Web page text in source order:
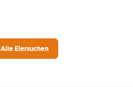
Alle Eiersuchen